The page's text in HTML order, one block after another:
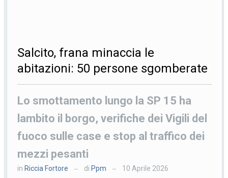
Salcito, frana minaccia le
abitazioni: 50 persone sgomberate
Lo smottamento lungo la SP 15 ha
lambito il borgo, verifiche dei Vigili del
fuoco sulle case e stop al traffico dei
mezzi pesanti
in Riccia Fortore — di Ppm — 10 Aprile 2026